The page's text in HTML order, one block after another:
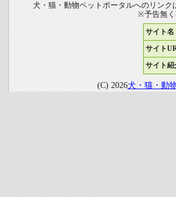
犬・猫・動物ペットポータルへのリン
※予告無く
サイト名
サイト
サイト紹
(C) 2026犬・猫・動